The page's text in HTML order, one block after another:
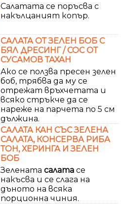
Салатата се поръсва с
накълцаният копър.
САЛАТА ОТ ЗЕЛЕН БОБ С
БЯЛ ДРЕСИНГ / СОС ОТ
СУСАМОВ ТАХАН
Ако се ползва пресен зелен
боб, трябва да му се
отрежат връхчетата и
всяко стръкче да се
нареже на парчета по 5 см
дължина.
САЛАТА КАН СЪС ЗЕЛЕНА
САЛАТА, КОНСЕРВА РИБА
ТОН, ХЕРИНГА И ЗЕЛЕН
БОБ
Зелената салата се
накъсва и се слага на
дъното на всяка
порционна чиния.